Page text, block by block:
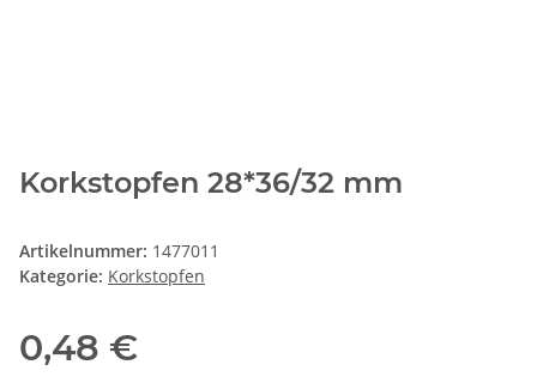
Korkstopfen 28*36/32 mm
Artikelnummer: 1477011
Kategorie: Korkstopfen
0,48 €